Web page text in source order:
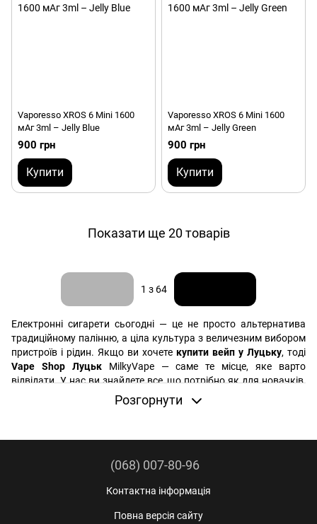
Vaporesso XROS 6 Mini 1600
мАг 3ml – Jelly Blue
900 грн
Купити
Vaporesso XROS 6 Mini 1600
мАг 3ml – Jelly Green
900 грн
Купити
Показати ще 20 товарів
1 з 64
Електронні сигарети сьогодні — це не просто альтернатива
традиційному палінню, а ціла культура з величезним вибором
пристроїв і рідин. Якщо ви хочете купити вейп у Луцьку, тоді
Vape Shop ЛуцькMilkyVape — саме те місце, яке варто
відвідати. У нас ви знайдете все, що потрібно як для новачків,
так і для досвідчених вейперів. Давайте розберемося, що ми
можемо вам запропонувати і чому наш магазин користується
Розгорнути
(068) 007-80-96
Контактна інформація
Повна версія сайту